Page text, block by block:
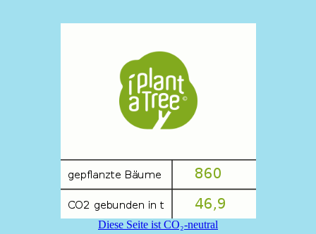
Diese Seite ist CO₂-neutral